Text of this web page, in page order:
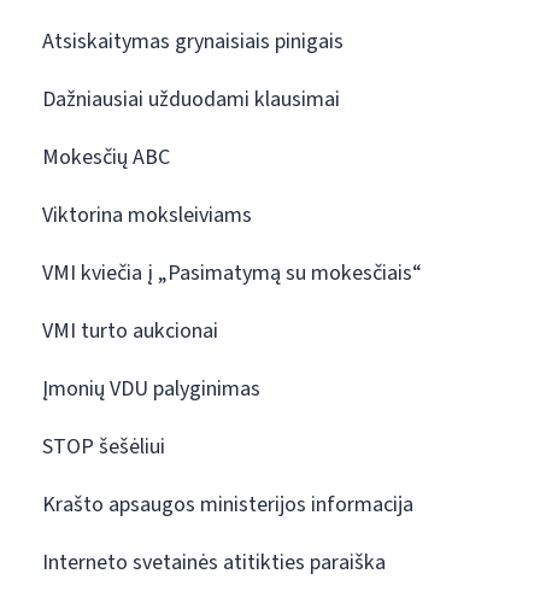
Atsiskaitymas grynaisiais pinigais
Dažniausiai užduodami klausimai
Mokesčių ABC
Viktorina moksleiviams
VMI kviečia į „Pasimatymą su mokesčiais“
VMI turto aukcionai
Įmonių VDU palyginimas
STOP šešėliui
Krašto apsaugos ministerijos informacija
Interneto svetainės atitikties paraiška